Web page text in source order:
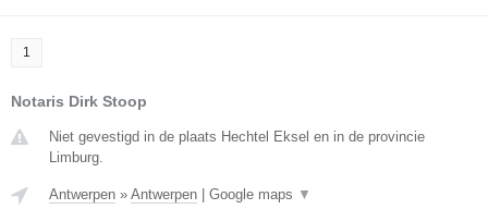
1
Notaris Dirk Stoop
Niet gevestigd in de plaats Hechtel Eksel en in de provincie
Limburg.
Antwerpen » Antwerpen Google maps ▼